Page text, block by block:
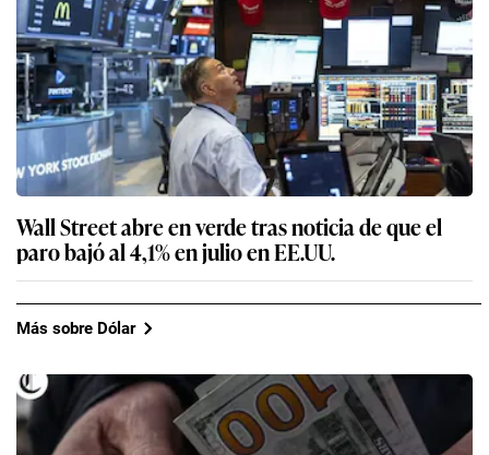
Wall Street abre en verde tras noticia de que el
paro bajó al 4,1% en julio en EE.UU.
Más sobre Dólar